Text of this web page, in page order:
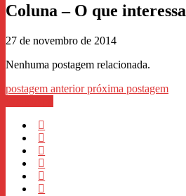
Coluna – O que interessa
27 de novembro de 2014
Nenhuma postagem relacionada.
postagem anteriorpróxima postagem